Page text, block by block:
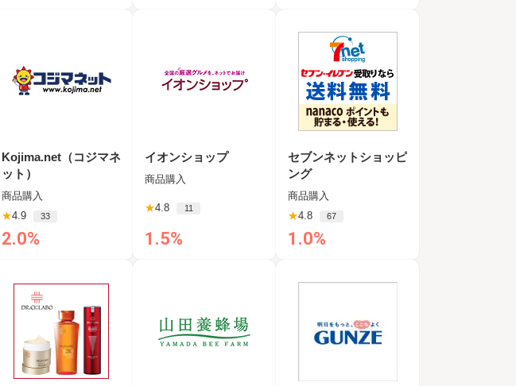
Kojima.net（コジマネ
ット）
商品購入
★4.9 33
2.0%
イオンショップ
商品購入
★4.8 11
1.5%
セブンネットショッピ
ング
商品購入
★4.8 67
1.0%